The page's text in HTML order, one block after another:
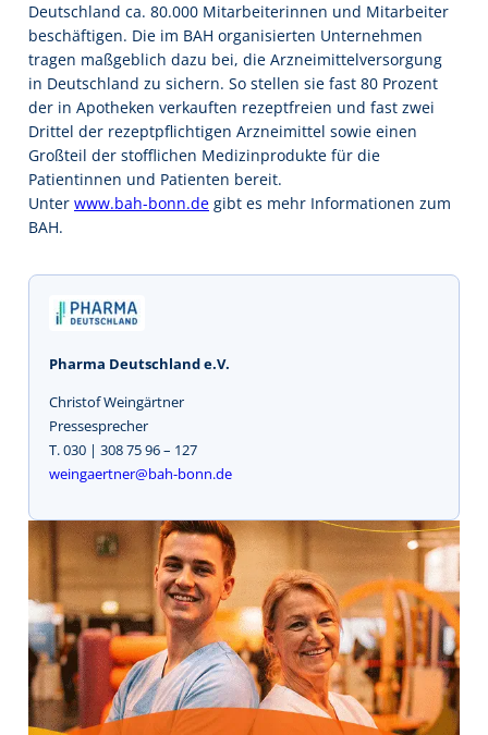
Deutschland ca. 80.000 Mitarbeiterinnen und Mitarbeiter
beschäftigen. Die im BAH organisierten Unternehmen
tragen maßgeblich dazu bei, die Arzneimittelversorgung
in Deutschland zu sichern. So stellen sie fast 80 Prozent
der in Apotheken verkauften rezeptfreien und fast zwei
Drittel der rezeptpflichtigen Arzneimittel sowie einen
Großteil der stofflichen Medizinprodukte für die
Patientinnen und Patienten bereit.
Unter www.bah-bonn.de gibt es mehr Informationen zum
BAH.
Pharma Deutschland e.V.
Christof Weingärtner
Pressesprecher
T. 030 | 308 75 96 – 127
weingaertner@bah-bonn.de